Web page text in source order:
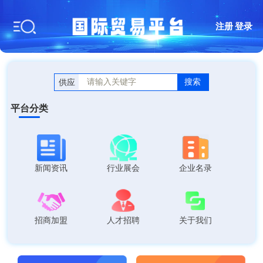
注册 |登录
供应 搜索
平台分类
新闻资讯 行业展会 企业名录
招商加盟 人才招聘 关于我们